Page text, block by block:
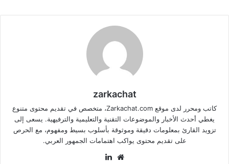
zarkachat
كاتب ومحرر لدى موقع Zarkachat.com، متخصص في تقديم محتوى متنوع
يغطي أحدث الأخبار والموضوعات التقنية والتعليمية والترفيهية. يسعى إلى
تزويد القارئ بمعلومات دقيقة وموثوقة بأسلوب بسيط ومفهوم، مع الحرص
على تقديم محتوى يواكب اهتمامات الجمهور العربي.
موقع